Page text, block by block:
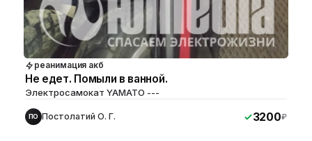
реанимация акб
Не едет. Помыли в ванной.
Электросамокат YAMATO ---
ПО Постолатий О. Г. 3200₽